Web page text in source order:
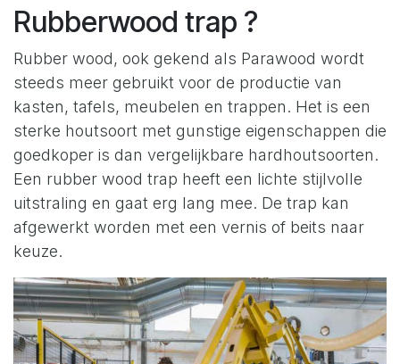
Rubberwood trap ?
Rubber wood, ook gekend als Parawood wordt
steeds meer gebruikt voor de productie van
kasten, tafels, meubelen en trappen. Het is een
sterke houtsoort met gunstige eigenschappen die
goedkoper is dan vergelijkbare hardhoutsoorten.
Een rubber wood trap heeft een lichte stijlvolle
uitstraling en gaat erg lang mee. De trap kan
afgewerkt worden met een vernis of beits naar
keuze.